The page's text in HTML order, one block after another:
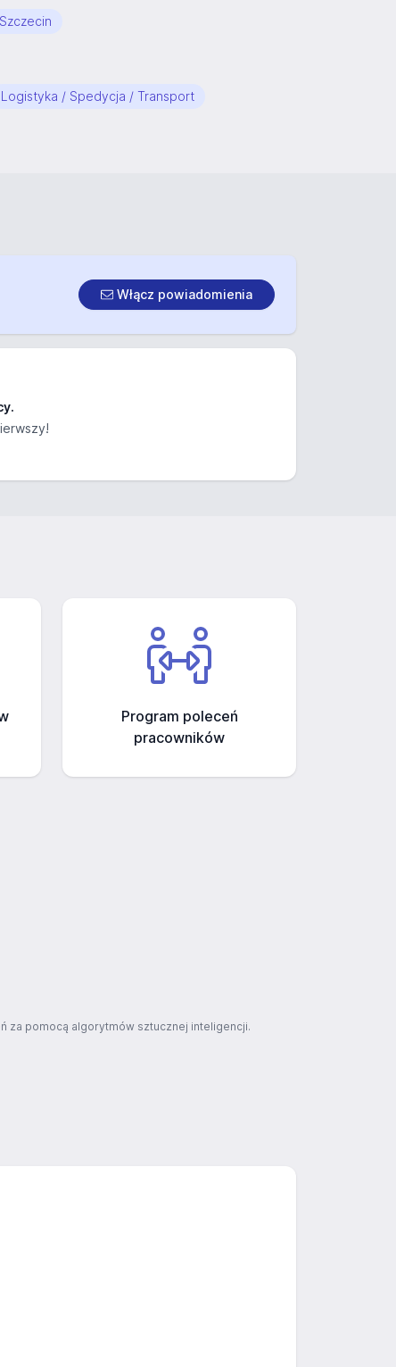
Logistyka / Spedycja / Transport
Włącz powiadomienia
Program poleceń
pracowników
za pomocą algorytmów sztucznej inteligencji.